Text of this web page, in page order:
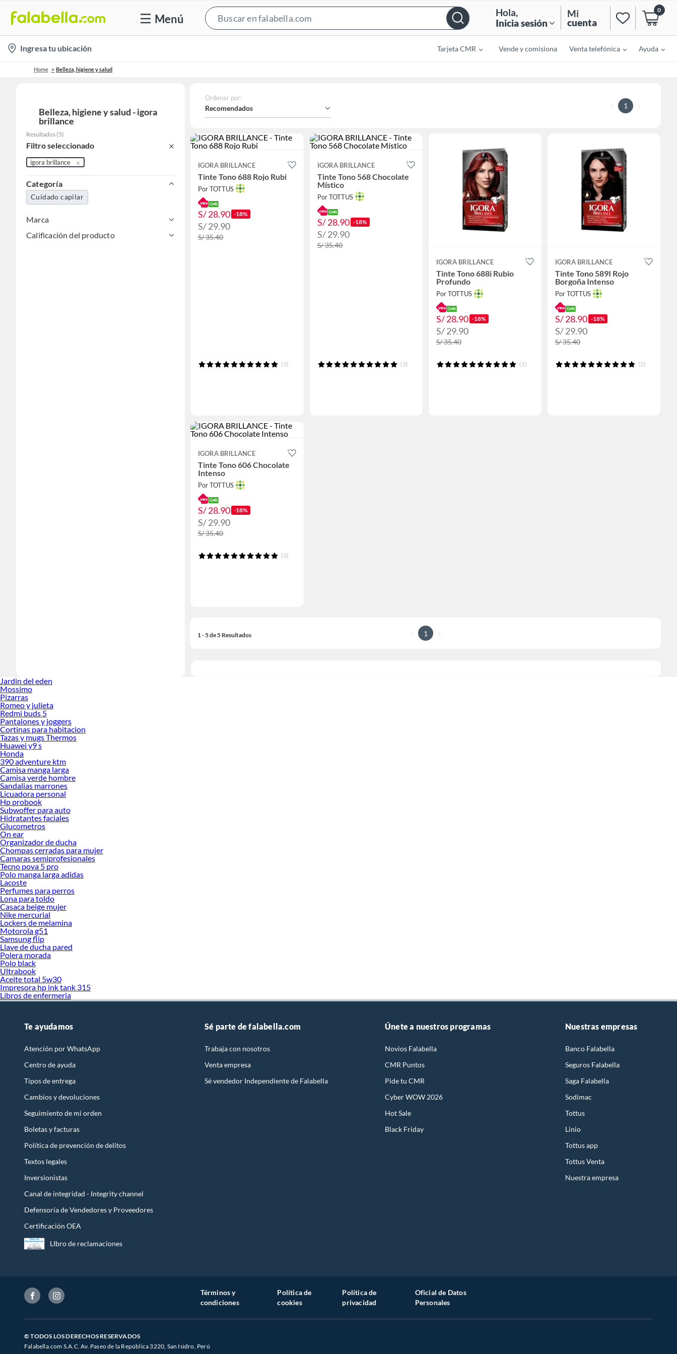
Menú
Bar
Hola,
Inicia sesión
Mi
cuenta
0
location-
icon
Ingresa tu ubicación Tarjeta CMR Vende y comisiona Venta telefónica Ayuda
Home Belleza, higiene y salud
Belleza, higiene y salud - igora
brillance
Resultados (5)
Filtro seleccionado
igora brillance
Categoría
Cuidado capilar
Marca
Calificación del producto
Ordenar por:
Recomendados 1
IGORA BRILLANCE
Tinte Tono 688 Rojo Rubi
Por TOTTUS
S/ 28.90 -18%
S/ 29.90
S/ 35.40
(3)
IGORA BRILLANCE
Tinte Tono 568 Chocolate
Místico
Por TOTTUS
S/ 28.90 -18%
S/ 29.90
S/ 35.40
(3)
IGORA BRILLANCE
Tinte Tono 688i Rubio
Profundo
Por TOTTUS
S/ 28.90 -18%
S/ 29.90
S/ 35.40
(1)
IGORA BRILLANCE
Tinte Tono 589I Rojo
Borgoña Intenso
Por TOTTUS
S/ 28.90 -18%
S/ 29.90
S/ 35.40
(2)
IGORA BRILLANCE
Tinte Tono 606 Chocolate
Intenso
Por TOTTUS
S/ 28.90 -18%
S/ 29.90
S/ 35.40
(3)
1 - 5 de 5 Resultados 1
Jardin del eden
Mossimo
Pizarras
Romeo y julieta
Redmi buds 5
Pantalones y joggers
Cortinas para habitacion
Tazas y mugs Thermos
Huawei y9 s
Honda
390 adventure ktm
Camisa manga larga
Camisa verde hombre
Sandalias marrones
Licuadora personal
Hp probook
Subwoffer para auto
Hidratantes faciales
Glucometros
On ear
Organizador de ducha
Chompas cerradas para mujer
Camaras semiprofesionales
Tecno pova 5 pro
Polo manga larga adidas
Lacoste
Perfumes para perros
Lona para toldo
Casaca beige mujer
Nike mercurial
Lockers de melamina
Motorola g51
Samsung flip
Llave de ducha pared
Polera morada
Polo black
Ultrabook
Aceite total 5w30
Impresora hp ink tank 315
Libros de enfermeria
Te ayudamos
Atención por WhatsApp
Centro de ayuda
Tipos de entrega
Cambios y devoluciones
Seguimiento de mi orden
Boletas y facturas
Política de prevención de delitos
Textos legales
Inversionistas
Canal de integridad - Integrity channel
Defensoría de Vendedores y Proveedores
Certificación OEA
LIbro de reclamaciones
Sé parte de falabella.com
Trabaja con nosotros
Venta empresa
Sé vendedor Independiente de Falabella
Únete a nuestros programas
Novios Falabella
CMR Puntos
Pide tu CMR
Cyber WOW 2026
Hot Sale
Black Friday
Nuestras empresas
Banco Falabella
Seguros Falabella
Saga Falabella
Sodimac
Tottus
Linio
Tottus app
Tottus Venta
Nuestra empresa
Términos y
condiciones
Política de
cookies
Política de
privacidad
Oficial de Datos
Personales
© TODOS LOS DERECHOS RESERVADOS
Falabella.com S.A.C. Av. Paseo de la República 3220, San Isidro, Perú